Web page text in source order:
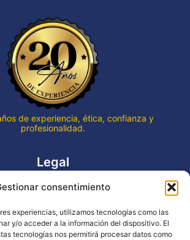
consentimiento
experiencias, utilizamos tecnologías como las
y/o acceder a la información del dispositivo. El
tecnologías nos permitirá procesar datos como
de experiencia, ética, confianza y
profesionalidad.
Legal
Aviso legal
de accesibilidad
Política de cookies (UE)